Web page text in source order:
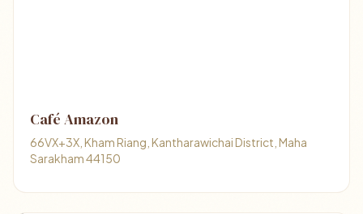
Café Amazon
66VX+3X, Kham Riang, Kantharawichai District, Maha
Sarakham 44150